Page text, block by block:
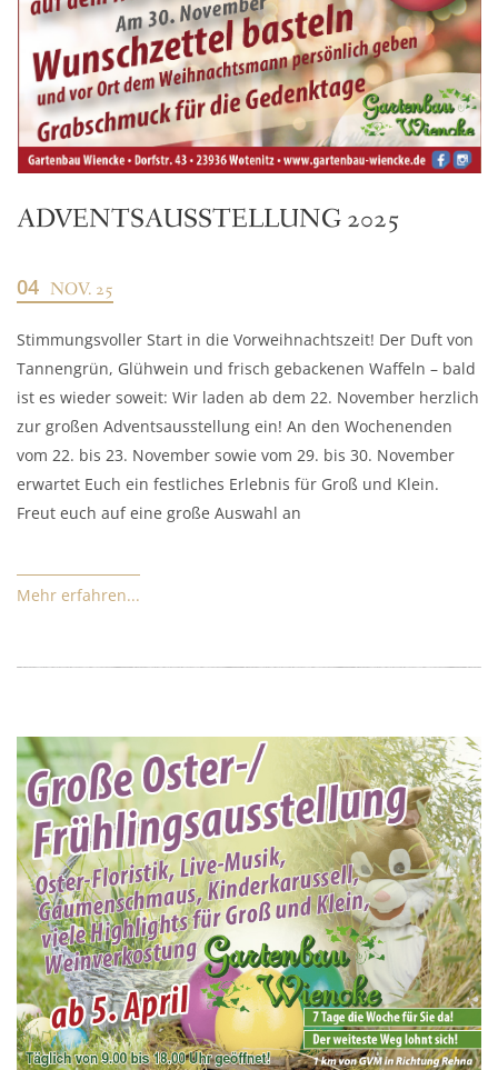
ADVENTSAUSSTELLUNG 2025
04 NOV. 25
Stimmungsvoller Start in die Vorweihnachtszeit! Der Duft von
Tannengrün, Glühwein und frisch gebackenen Waffeln – bald
ist es wieder soweit: Wir laden ab dem 22. November herzlich
zur großen Adventsausstellung ein! An den Wochenenden
vom 22. bis 23. November sowie vom 29. bis 30. November
erwartet Euch ein festliches Erlebnis für Groß und Klein.
Freut euch auf eine große Auswahl an
Mehr erfahren...